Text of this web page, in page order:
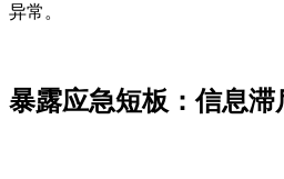
异常。
暴露应急短板：信息滞